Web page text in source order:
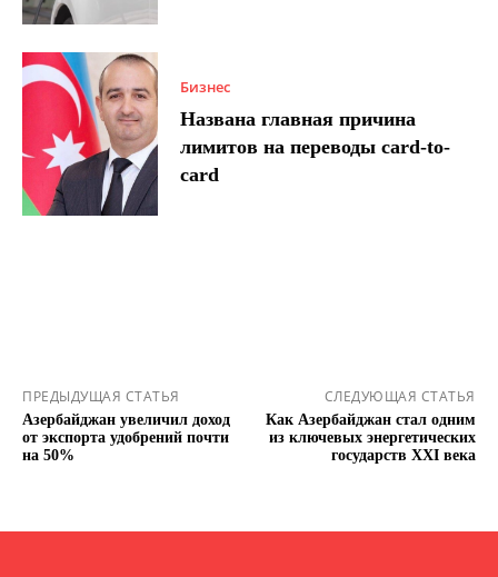
Бизнес
Названа главная причина
лимитов на переводы card-to-
card
ПРЕДЫДУЩАЯ СТАТЬЯ
Азербайджан увеличил доход
от экспорта удобрений почти
на 50%
СЛЕДУЮЩАЯ СТАТЬЯ
Как Азербайджан стал одним
из ключевых энергетических
государств XXI века